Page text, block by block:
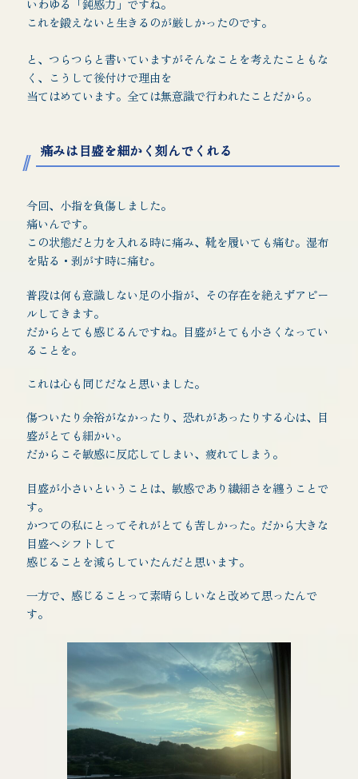
これを鍛えないと生きるのが厳しかったのです。
と、つらつらと書いていますがそんなことを考えたこともな
く、こうして後付けで理由を
当てはめています。全ては無意識で行われたことだから。
痛みは目盛を細かく刻んでくれる
今回、小指を負傷しました。
痛いんです。
この状態だと力を入れる時に痛み、靴を履いても痛む。湿布
を貼る・剥がす時に痛む。
普段は何も意識しない足の小指が、その存在を絶えずアピー
ルしてきます。
だからとても感じるんですね。目盛がとても小さくなってい
ることを。
これは心も同じだなと思いました。
傷ついたり余裕がなかったり、恐れがあったりする心は、目
盛がとても細かい。
だからこそ敏感に反応してしまい、疲れてしまう。
目盛が小さいということは、敏感であり繊細さを纏うことで
す。
かつての私にとってそれがとても苦しかった。だから大きな
目盛へシフトして
感じることを減らしていたんだと思います。
一方で、感じることって素晴らしいなと改めて思ったんで
す。